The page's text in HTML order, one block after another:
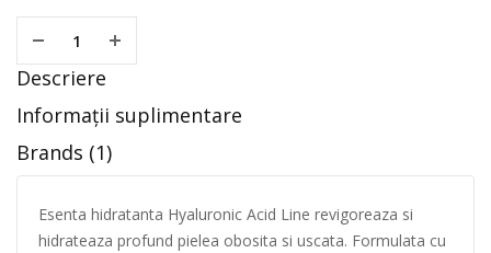
Descriere
Informații suplimentare
Brands (1)
Esenta hidratanta Hyaluronic Acid Line revigoreaza si
hidrateaza profund pielea obosita si uscata. Formulata cu